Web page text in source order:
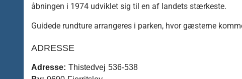
åbningen i 1974 udviklet sig til en af landets stærkeste.
Guidede rundture arrangeres i parken, hvor gæsterne
ADRESSE
Adresse:Thistedvej 536-538